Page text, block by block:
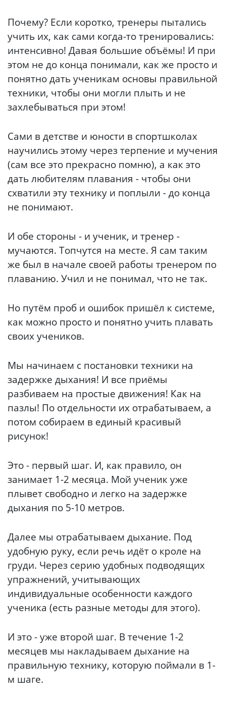
Почему? Если коротко, тренеры пытались
учить их, как сами когда-то тренировались:
интенсивно! Давая большие объёмы! И при
этом не до конца понимали, как же просто и
понятно дать ученикам основы правильной
техники, чтобы они могли плыть и не
захлебываться при этом!
Сами в детстве и юности в спортшколах
научились этому через терпение и мучения
(сам все это прекрасно помню), а как это
дать любителям плавания - чтобы они
схватили эту технику и поплыли - до конца
не понимают.
И обе стороны - и ученик, и тренер -
мучаются. Топчутся на месте. Я сам таким
же был в начале своей работы тренером по
плаванию. Учил и не понимал, что не так.
Но путём проб и ошибок пришёл к системе,
как можно просто и понятно учить плавать
своих учеников.
Мы начинаем с постановки техники на
задержке дыхания! И все приёмы
разбиваем на простые движения! Как на
пазлы! По отдельности их отрабатываем, а
потом собираем в единый красивый
рисунок!
Это - первый шаг. И, как правило, он
занимает 1-2 месяца. Мой ученик уже
плывет свободно и легко на задержке
дыхания по 5-10 метров.
Далее мы отрабатываем дыхание. Под
удобную руку, если речь идёт о кроле на
груди. Через серию удобных подводящих
упражнений, учитывающих
индивидуальные особенности каждого
ученика (есть разные методы для этого).
И это - уже второй шаг. В течение 1-2
месяцев мы накладываем дыхание на
правильную технику, которую поймали в 1-
м шаге.